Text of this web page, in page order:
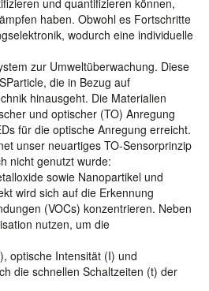
haben. Obwohl es Fortschritte
wodurch eine individuelle
zur Umweltüberwachung. Diese
die in Bezug auf
hinausgeht. Die Materialien
und optischer (TO) Anregung
für die optische Anregung erreicht.
unser neuartiges TO-Sensorprinzip
nicht genutzt wurde:
sowie Nanopartikel und
wird sich auf die Erkennung
(VOCs) konzentrieren. Neben
nutzen, um die
optische Intensität (I) und
die schnellen Schaltzeiten (t) der